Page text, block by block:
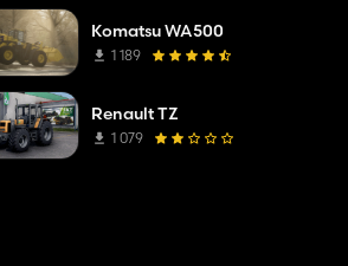
Komatsu WA500
1 189
Renault TZ
1 079